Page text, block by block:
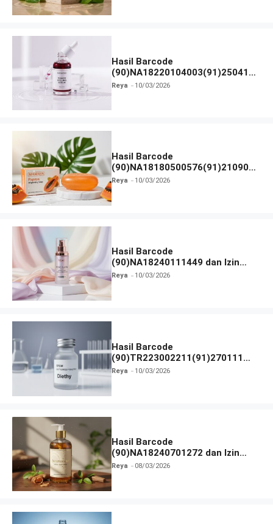
Hasil Barcode
(90)NA18220104003(91)250418
dan Izin BPOM
Reya 10/03/2026
Hasil Barcode
(90)NA18180500576(91)210906
dan Izin BPOM
Reya 10/03/2026
Hasil Barcode
(90)NA18240111449 dan Izin
BPOM
Reya 10/03/2026
Hasil Barcode
(90)TR223002211(91)270111
dan Izin BPOM
Reya 10/03/2026
Hasil Barcode
(90)NA18240701272 dan Izin
BPOM
Reya 08/03/2026